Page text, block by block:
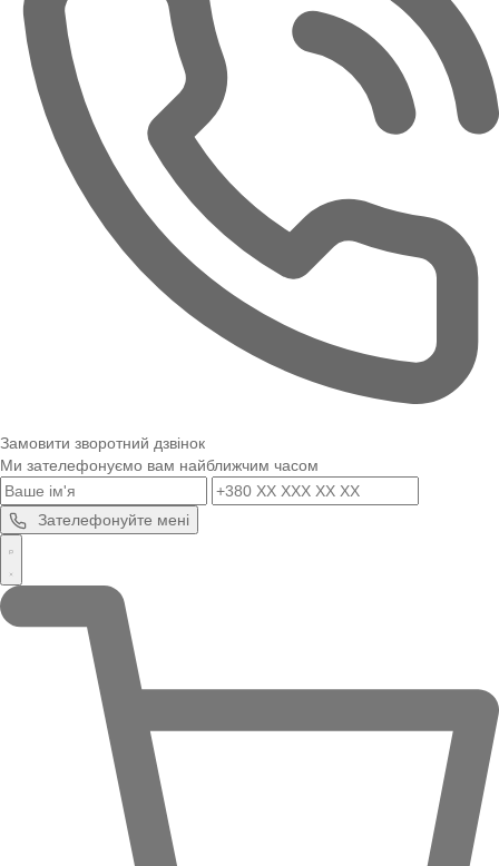
Замовити зворотний дзвінок
Ми зателефонуємо вам найближчим часом
Зателефонуйте мені